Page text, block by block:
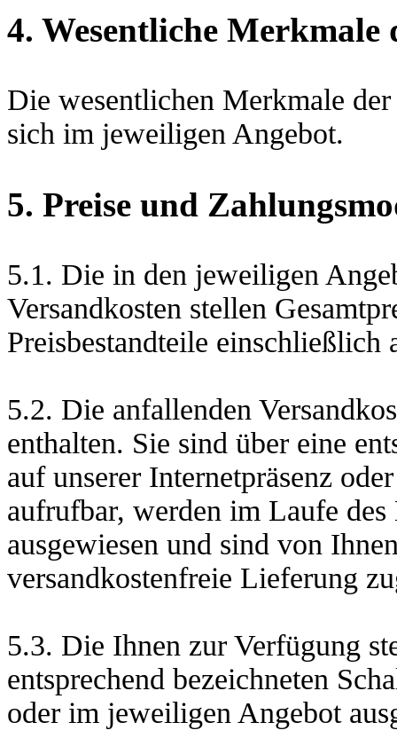
4. Wesentliche Merkmale
Die wesentlichen Merkmale
sich im jeweiligen Angebot.
5. Preise und
5.1. Die in den jeweiligen
Versandkosten stellen
Preisbestandteile einschließlich
5.2. Die anfallenden
enthalten. Sie sind über eine
auf unserer Internetpräsenz
aufrufbar, werden im Laufe des
ausgewiesen und sind von
versandkostenfreie Lieferung
5.3. Die Ihnen zur Verfügung
entsprechend bezeichneten
oder im jeweiligen Angebot